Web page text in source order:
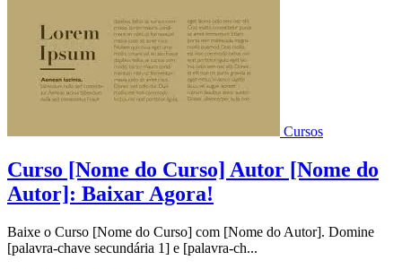
Cursos
Curso [Nome do Curso] Autor [Nome do
Autor]: Baixar Agora!
Baixe o Curso [Nome do Curso] com [Nome do Autor]. Domine
[palavra-chave secundária 1] e [palavra-ch...